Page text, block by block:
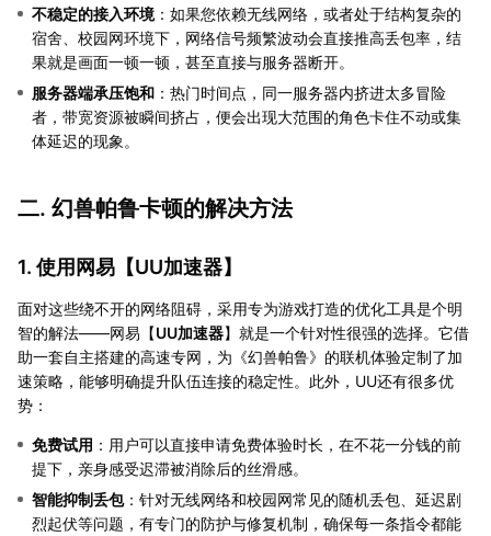
不稳定的接入环境：如果您依赖无线网络，或者处于结构复杂的
宿舍、校园网环境下，网络信号频繁波动会直接推高丢包率，结
果就是画面一顿一顿，甚至直接与服务器断开。
服务器端承压饱和 ：热门时间点，同一服务器内挤进太多冒险
者，带宽资源被瞬间挤占，便会出现大范围的角色卡住不动或集
体延迟的现象。
二. 幻兽帕鲁卡顿的解决方法
1. 使用网易【UU加速器】
面对这些绕不开的网络阻碍，采用专为游戏打造的优化工具是个明
智的解法——网易【UU加速器】就是一个针对性很强的选择。它借
助一套自主搭建的高速专网，为《幻兽帕鲁》的联机体验定制了加
速策略，能够明确提升队伍连接的稳定性。此外，UU还有很多优
势：
免费试用 ：用户可以直接申请免费体验时长，在不花一分钱的前
提下，亲身感受迟滞被消除后的丝滑感。
智能抑制丢包：针对无线网络和校园网常见的随机丢包、延迟剧
烈起伏等问题，有专门的防护与修复机制，确保每一条指令都能